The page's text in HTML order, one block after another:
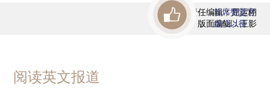
责任编辑：屈运栩
版面编辑：王影
首席赞赏官
虚位以待
阅读英文报道